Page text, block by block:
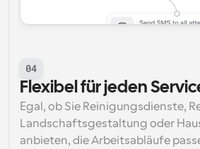
04
Flexibel für jeden
Egal, ob Sie Reinigungsdienste,
Landschaftsgestaltung oder
anbieten, die Arbeitsabläufe